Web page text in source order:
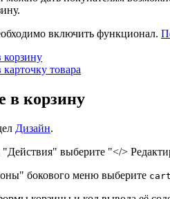
включить функционал.
корзину
товара
в корзину
Дизайн.
выберите "</>
бокового меню выберите